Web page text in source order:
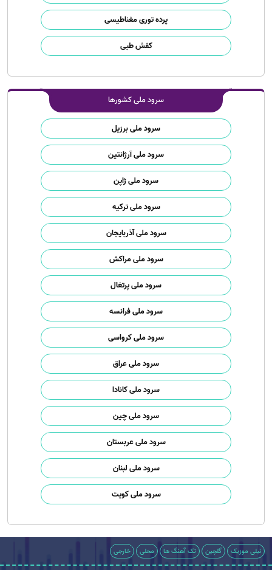
پرده توری مغناطیسی
کفش طبی
سرود ملی کشورها
سرود ملی برزیل
سرود ملی آرژانتین
سرود ملی ژاپن
سرود ملی ترکیه
سرود ملی آذربایجان
سرود ملی مراکش
سرود ملی پرتغال
سرود ملی فرانسه
سرود ملی کرواسی
سرود ملی عراق
سرود ملی کانادا
سرود ملی چین
سرود ملی عربستان
سرود ملی لبنان
سرود ملی کویت
نیلی موزیک گلچین تک آهنگ ها محلی خارجی